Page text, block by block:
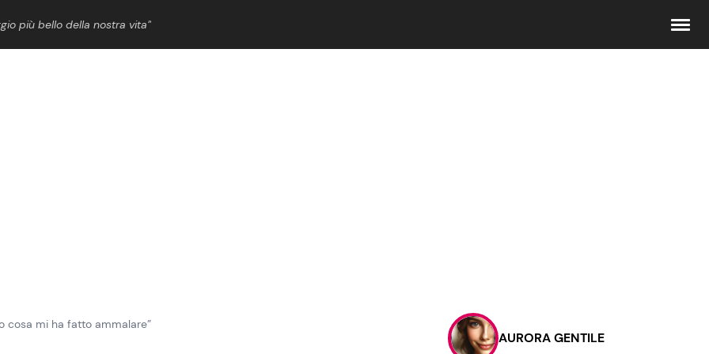
più bello della nostra vita”
Contattaci
Pubblicità
cosa mi ha fatto ammalare”
AURORA GENTILE